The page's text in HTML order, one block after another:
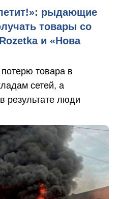
рыдающие
товары со
и «Нова
товара в
сетей, а
результате люди